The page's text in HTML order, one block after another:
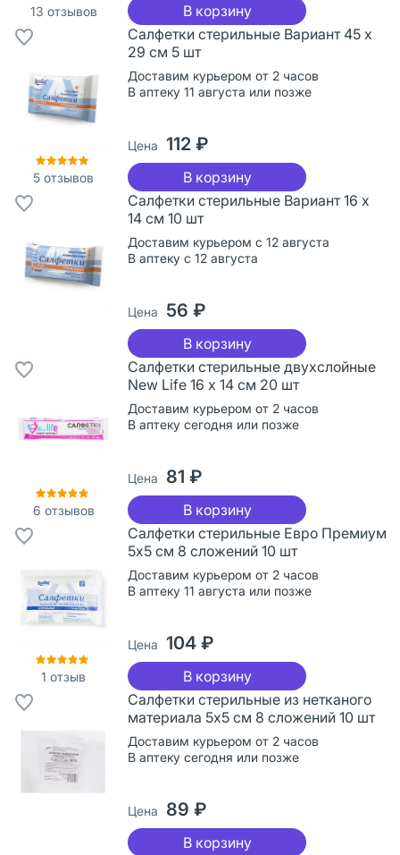
13 отзывов В корзину
5 отзывов
Салфетки стерильные Вариант 45 х
29 см 5 шт
Доставим курьером от 2 часов
В аптеку 11 августа или позже
Цена 112 ₽
В корзину
Салфетки стерильные Вариант 16 х
14 см 10 шт
Доставим курьером с 12 августа
В аптеку с 12 августа
Цена 56 ₽
В корзину
6 отзывов
Салфетки стерильные двухслойные
New Life 16 х 14 см 20 шт
Доставим курьером от 2 часов
В аптеку сегодня или позже
Цена 81 ₽
В корзину
1 отзыв
Салфетки стерильные Евро Премиум
5х5 см 8 сложений 10 шт
Доставим курьером от 2 часов
В аптеку 11 августа или позже
Цена 104 ₽
В корзину
Салфетки стерильные из нетканого
материала 5х5 см 8 сложений 10 шт
Доставим курьером от 2 часов
В аптеку сегодня или позже
Цена 89 ₽
В корзину